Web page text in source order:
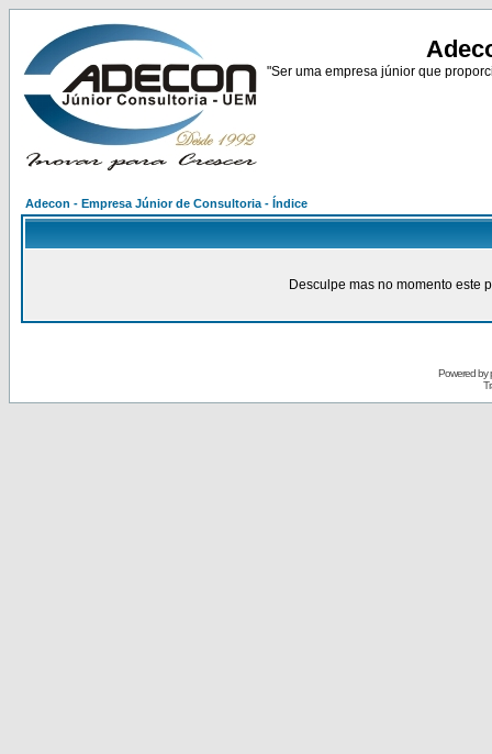
"Ser uma empresa júnior que
Adecon - Empresa Júnior de Consultoria - Índice
Desculpe mas no momento este
Powered by